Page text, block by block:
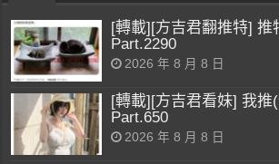
[轉載][方吉君翻推特] 推
Part.2290
2026 年 8 月 8 日
[轉載][方吉君看妹] 我推
Part.650
2026 年 8 月 8 日